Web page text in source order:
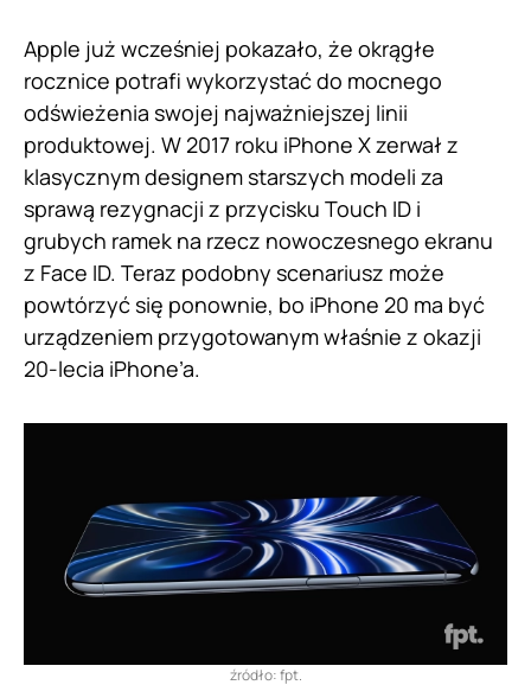
Apple już wcześniej pokazało, że okrągłe
rocznice potrafi wykorzystać do mocnego
odświeżenia swojej najważniejszej linii
produktowej. W 2017 roku iPhone X zerwał z
klasycznym designem starszych modeli za
sprawą rezygnacji z przycisku Touch ID i
grubych ramek na rzecz nowoczesnego ekranu
z Face ID. Teraz podobny scenariusz może
powtórzyć się ponownie, bo iPhone 20 ma być
urządzeniem przygotowanym właśnie z okazji
20-lecia iPhone’a.
źródło: fpt.